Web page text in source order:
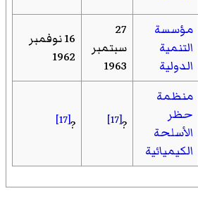
مؤسسة
التنمية
الدولية
27
سبتمبر
1963
16 نوفمبر
1962
منظمة
حظر
الأسلحة
الكيميائية
?
[17]
?
[17]